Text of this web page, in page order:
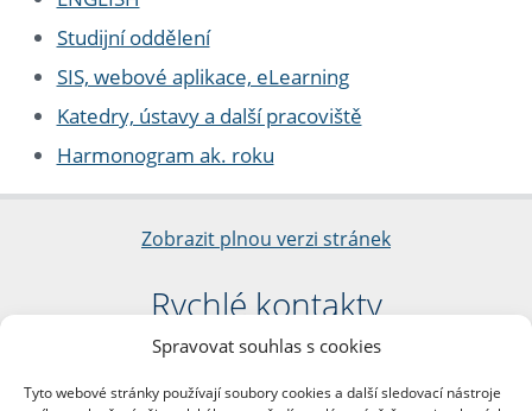
Spravovat souhlas s cookies
Tyto webové stránky používají soubory cookies a další sledovací nástroje
Studijní oddělení
SIS, webové aplikace, eLearning
Katedry, ústavy a další pracoviště
Harmonogram ak. roku
Zobrazit plnou verzi stránek
Rychlé kontakty
Filozofická fakulta
nám. Jana Palacha 1/2